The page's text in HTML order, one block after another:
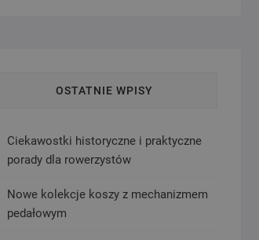
OSTATNIE WPISY
Ciekawostki historyczne i praktyczne
porady dla rowerzystów
Nowe kolekcje koszy z mechanizmem
pedałowym